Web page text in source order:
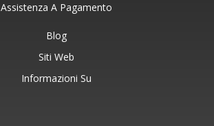
Assistenza A Pagamento
Blog
Siti Web
Informazioni Su